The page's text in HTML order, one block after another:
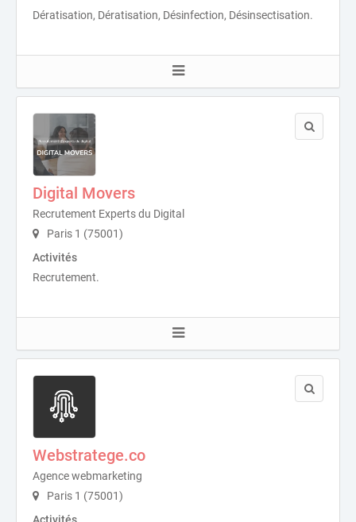
Dératisation, Dératisation, Désinfection, Désinsectisation.
Digital Movers
Recrutement Experts du Digital
Paris 1 (75001)
Activités
Recrutement.
Webstratege.co
Agence webmarketing
Paris 1 (75001)